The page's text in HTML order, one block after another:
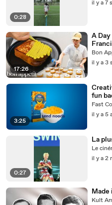
0:28
il y a 7
17:26
A
Bon
il y a 3
3:25
fun
Fast
il y a 5
0:27
La
Le
il y a 2
Made
Kult